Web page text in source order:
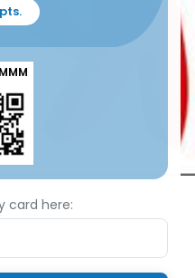
card here: